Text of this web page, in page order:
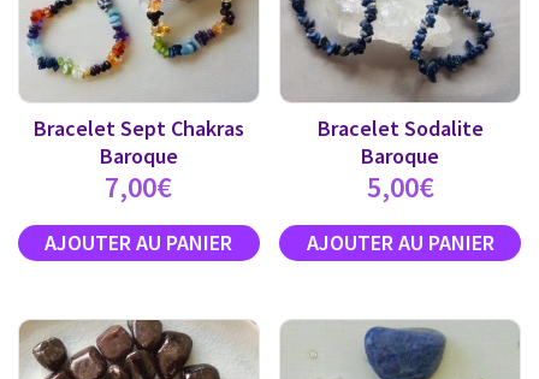
Bracelet Sept Chakras
Baroque
7,00€
Bracelet Sodalite
Baroque
5,00€